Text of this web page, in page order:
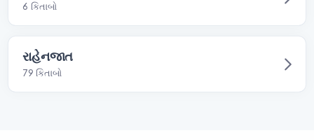
6 કિતાબો
રાહેનજાત
79 કિતાબો